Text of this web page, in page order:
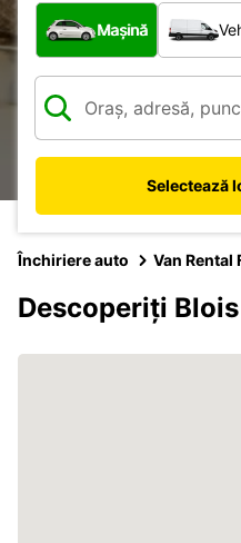
Ce tip de vehicul?
Mașină
Selectează
Închiriere auto Van Rental
Descoperiți